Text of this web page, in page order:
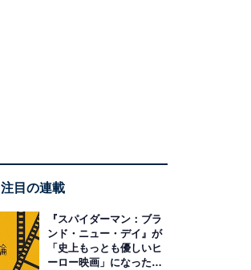
注目の連載
『スパイダーマン：ブラ
ンド・ニュー・デイ』が
「史上もっとも優しいヒ
ーロー映画」になった理